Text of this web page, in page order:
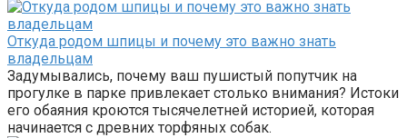
Откуда родом шпицы и почему это важно знать
владельцам
Задумывались, почему ваш пушистый попутчик на
прогулке в парке привлекает столько внимания? Истоки
его обаяния кроются тысячелетней историей, которая
начинается с древних торфяных собак.